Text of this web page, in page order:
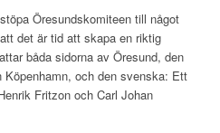
Öresundskomiteen till något
det är tid att skapa en riktig
båda sidorna av Öresund, den
och den svenska: Ett
Fritzon och Carl Johan